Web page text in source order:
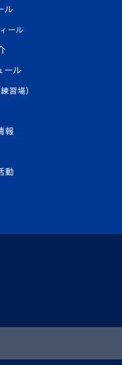
ル
ール
ール
習場）
報
動